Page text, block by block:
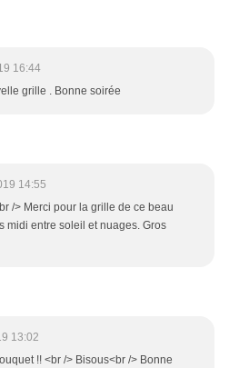
16:44
grille . Bonne soirée
14:55
/> Merci pour la grille de ce beau
midi entre soleil et nuages. Gros
13:02
!! <br /> Bisous<br /> Bonne